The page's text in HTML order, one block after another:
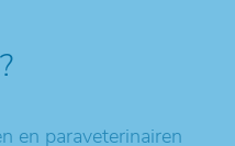
en paraveterinairen